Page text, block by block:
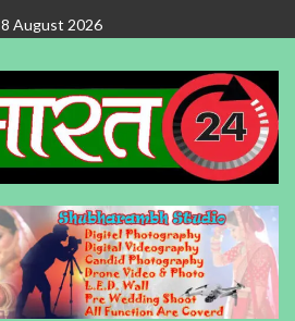
8 August 2026